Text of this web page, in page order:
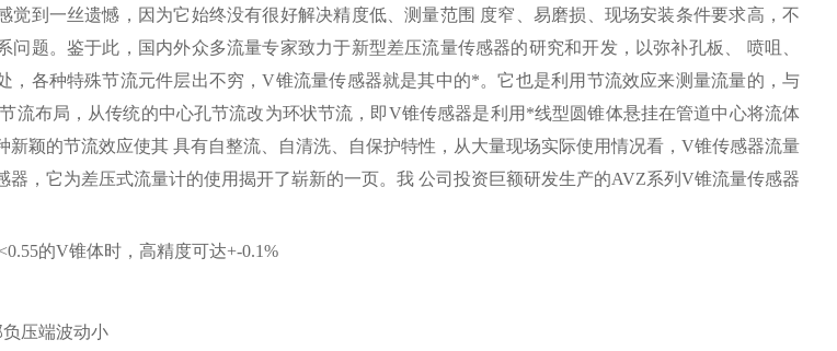
觉到一丝遗憾，因为它始终没有很好解决精度低、测量范围 度窄、易磨损、现场安装条件要求高，不
问题。鉴于此，国内外众多流量专家致力于新型差压流量传感器的研究和开发，以弥补孔板、 喷咀、
，各种特殊节流元件层出不穷，V锥流量传感器就是其中的*。它也是利用节流效应来测量流量的，与
流布局，从传统的中心孔节流改为环状节流，即V锥传感器是利用*线型圆锥体悬挂在管道中心将流体
新颖的节流效应使其 具有自整流、自清洗、自保护特性，从大量现场实际使用情况看，V锥传感器流量
器，它为差压式流量计的使用揭开了崭新的一页。我 公司投资巨额研发生产的AVZ系列V锥流量传感器
的V锥体时，高精度可达+-0.1%
压端波动小